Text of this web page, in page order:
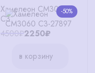
-50%
Хамелеон CM3060
C3
4500₽2250₽
в корзину